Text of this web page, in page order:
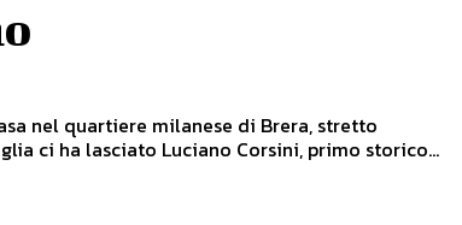
nel quartiere milanese di Brera, stretto
ci ha lasciato Luciano Corsini, primo storico...